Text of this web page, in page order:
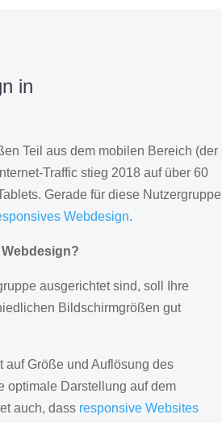
in
Teil aus dem mobilen Bereich (der
Traffic stieg 2018 auf über 60
Gerade für diese Nutzergruppe
Webdesign.
ausgerichtet sind, soll Ihre
Bildschirmgrößen gut
auf Größe und Auflösung des
optimale Darstellung auf dem
auch, dass responsive Websites